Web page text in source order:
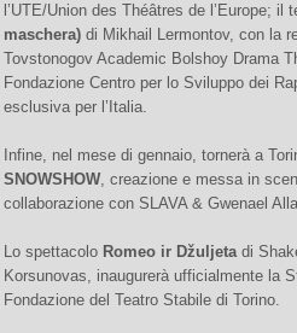
l’UTE/Union des Théâtres de l’Europe; il
maschera) di Mikhail Lermontov, con la
Tovstonogov Academic Bolshoy Drama
Fondazione Centro per lo Sviluppo dei
esclusiva per l’Italia.
Infine, nel mese di gennaio, tornerà a
SNOWSHOW, creazione e messa in
collaborazione con SLAVA & Gwenael
Lo spettacolo Romeo ir Džuljetadi
Korsunovas, inaugurerà ufficialmente la
Fondazione del Teatro Stabile di Torino.